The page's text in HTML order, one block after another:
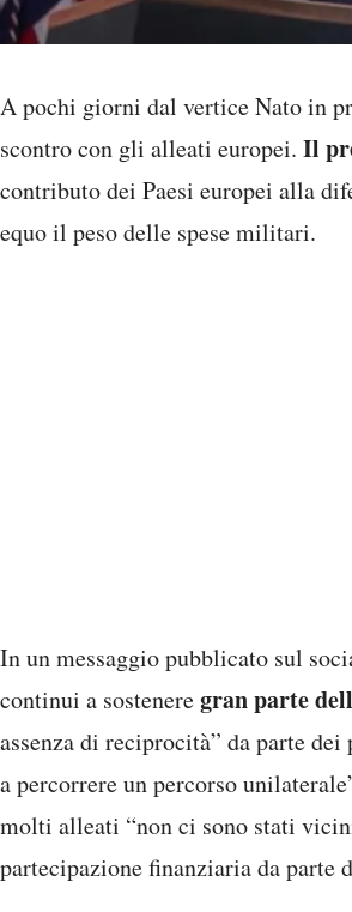
A pochi giorni dal vertice Nato in
scontro con gli alleati europei. Il
contributo dei Paesi europei alla
equo il peso delle spese militari.
In un messaggio pubblicato sul
continui a sosteneregran parte
assenza di reciprocità” da parte
a percorrere un percorso
molti alleati “non ci sono stati
partecipazione finanziaria da parte